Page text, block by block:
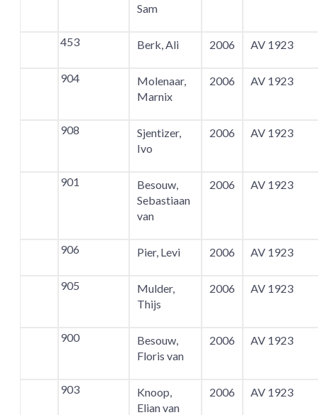
Sam
453 Berk, Ali 2006 AV 1923
904
Molenaar,
Marnix
2006 AV 1923
908
Sjentizer,
Ivo
2006 AV 1923
901
Besouw,
Sebastiaan
van
2006 AV 1923
906 Pier, Levi 2006 AV 1923
905
Mulder,
Thijs
2006 AV 1923
900
Besouw,
Floris van
2006 AV 1923
903
Knoop,
Elian van
2006 AV 1923